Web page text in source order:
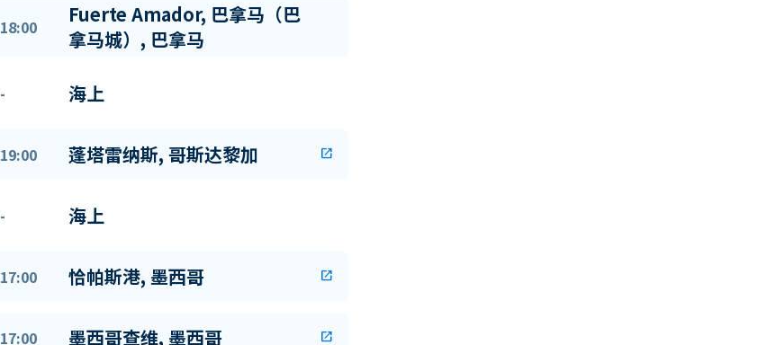
18:00
Fuerte Amador, 巴拿马（巴
拿马城）, 巴拿马
- 海上
19:00 蓬塔雷纳斯, 哥斯达黎加 open_in_new
- 海上
17:00 恰帕斯港, 墨西哥 open_in_new
17:00 墨西哥查维, 墨西哥 open_in_new